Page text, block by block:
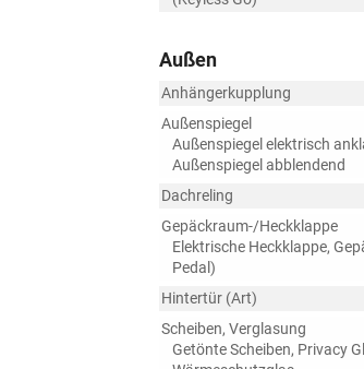
Außen
Anhängerkupplung
Außenspiegel
Außenspiegel elektrisch
Außenspiegel abblendend
Dachreling
Gepäckraum-/Heckklappe
Elektrische Heckklappe,
Pedal)
Hintertür (Art)
Scheiben, Verglasung
Getönte Scheiben, Privacy